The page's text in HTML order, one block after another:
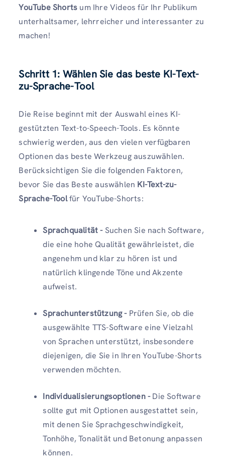
YouTube Shorts um Ihre Videos für Ihr Publikum
unterhaltsamer, lehrreicher und interessanter zu
machen!
Schritt 1: Wählen Sie das beste KI-Text-
zu-Sprache-Tool
Die Reise beginnt mit der Auswahl eines KI-
gestützten Text-to-Speech-Tools. Es könnte
schwierig werden, aus den vielen verfügbaren
Optionen das beste Werkzeug auszuwählen.
Berücksichtigen Sie die folgenden Faktoren,
bevor Sie das Beste auswählen KI-Text-zu-
Sprache-Toolfür YouTube-Shorts:
Sprachqualität -Suchen Sie nach Software,
die eine hohe Qualität gewährleistet, die
angenehm und klar zu hören ist und
natürlich klingende Töne und Akzente
aufweist.
Sprachunterstützung -Prüfen Sie, ob die
ausgewählte TTS-Software eine Vielzahl
von Sprachen unterstützt, insbesondere
diejenigen, die Sie in Ihren YouTube-Shorts
verwenden möchten.
Individualisierungsoptionen -Die Software
sollte gut mit Optionen ausgestattet sein,
mit denen Sie Sprachgeschwindigkeit,
Tonhöhe, Tonalität und Betonung anpassen
können.